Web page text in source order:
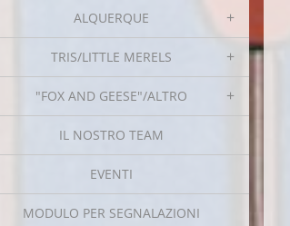
ALQUERQUE
TRIS/LITTLE MERELS
"FOX AND GEESE"/ALTRO
IL NOSTRO TEAM
EVENTI
MODULO PER SEGNALAZIONI